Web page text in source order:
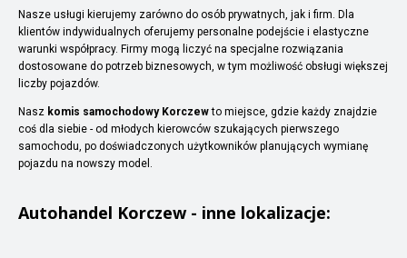
Nasze usługi kierujemy zarówno do osób prywatnych, jak i firm. Dla
klientów indywidualnych oferujemy personalne podejście i elastyczne
warunki współpracy. Firmy mogą liczyć na specjalne rozwiązania
dostosowane do potrzeb biznesowych, w tym możliwość obsługi większej
liczby pojazdów.
Nasz komis samochodowy Korczewto miejsce, gdzie każdy znajdzie
coś dla siebie - od młodych kierowców szukających pierwszego
samochodu, po doświadczonych użytkowników planujących wymianę
pojazdu na nowszy model.
Autohandel Korczew - inne lokalizacje: